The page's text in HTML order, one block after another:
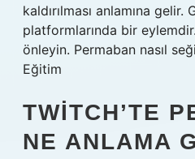
kaldırılması anlamına
platformlarında bir eylemdir.
önleyin. Permaban nasıl
Eğitim
TWITCH’TE
NE ANLAMA